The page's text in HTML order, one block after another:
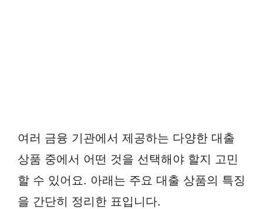
여러 금융 기관에서 제공하는 다양한 대출
상품 중에서 어떤 것을 선택해야 할지 고민
할 수 있어요. 아래는 주요 대출 상품의 특징
을 간단히 정리한 표입니다.